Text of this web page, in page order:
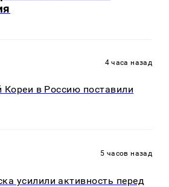
4 часа назад
в Россию поставили
5 часов назад
усилили активность перед